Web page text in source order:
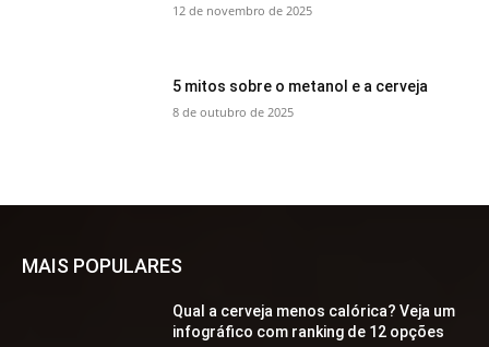
12 de novembro de 2025
5 mitos sobre o metanol e a cerveja
8 de outubro de 2025
MAIS POPULARES
Qual a cerveja menos calórica? Veja um
infográfico com ranking de 12 opções